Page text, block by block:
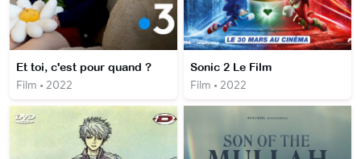
Et toi, c'est pour quand ?
Film • 2022
Sonic 2 Le Film
Film • 2022